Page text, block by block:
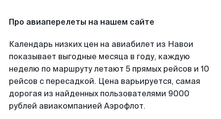
Про авиаперелеты на нашем сайте
Календарь низких цен на авиабилет из Навои
показывает выгодные месяца в году, каждую
неделю по маршруту летают 5 прямых рейсов и 10
рейсов с пересадкой. Цена варьируется, самая
дорогая из найденных пользователями 9000
рублей авиакомпанией Аэрофлот.